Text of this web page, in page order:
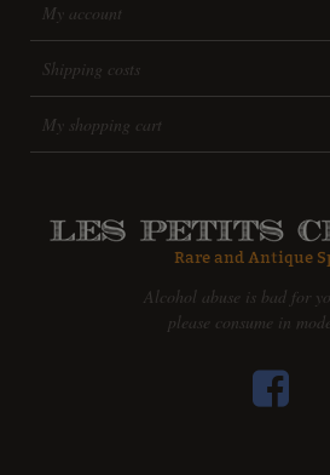
My account
Shipping costs
My shopping cart
Alcohol abuse is bad for
please consume in